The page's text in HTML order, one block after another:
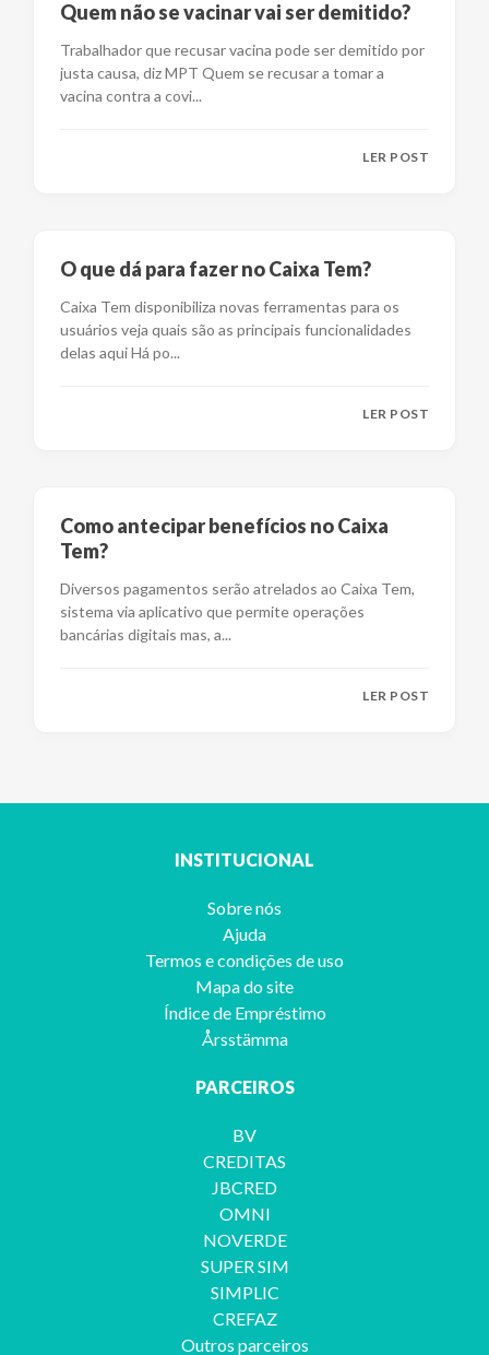
Quem não se vacinar vai ser demitido?
Trabalhador que recusar vacina pode ser demitido por
justa causa, diz MPT Quem se recusar a tomar a
vacina contra a covi...
LER POST
O que dá para fazer no Caixa Tem?
Caixa Tem disponibiliza novas ferramentas para os
usuários veja quais são as principais funcionalidades
delas aqui Há po...
LER POST
Como antecipar benefícios no Caixa
Tem?
Diversos pagamentos serão atrelados ao Caixa Tem,
sistema via aplicativo que permite operações
bancárias digitais mas, a...
LER POST
INSTITUCIONAL
Sobre nós
Ajuda
Termos e condições de uso
Mapa do site
Índice de Empréstimo
Årsstämma
PARCEIROS
BV
CREDITAS
JBCRED
OMNI
NOVERDE
SUPER SIM
SIMPLIC
CREFAZ
Outros parceiros